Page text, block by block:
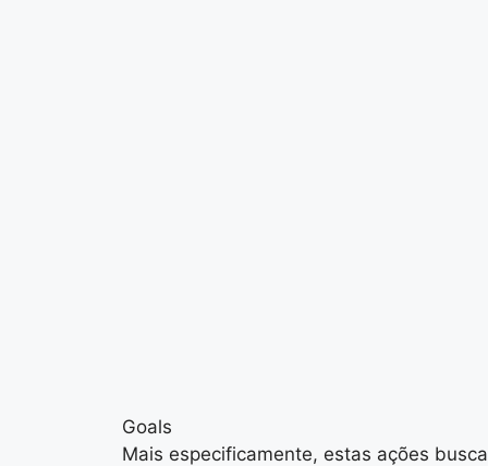
Goals
Mais especificamente, estas ações